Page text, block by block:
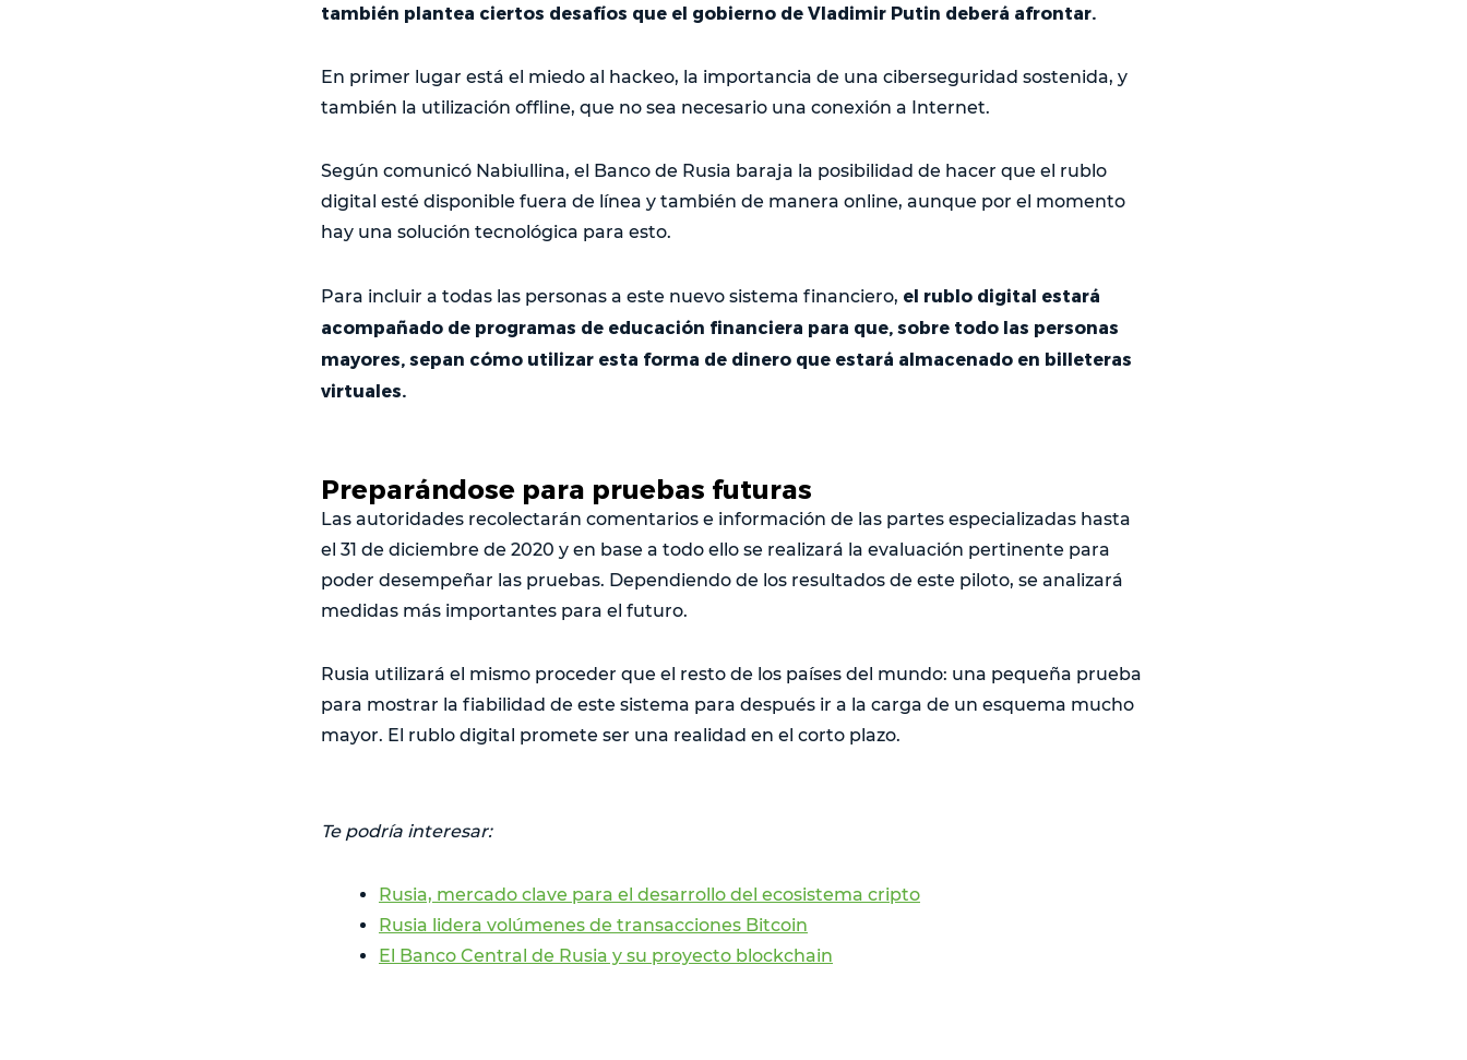
también plantea ciertos desafíos que el gobierno de Vladimir Putin deberá afrontar.
En primer lugar está el miedo al hackeo, la importancia de una ciberseguridad sostenida, y
también la utilización offline, que no sea necesario una conexión a Internet.
Según comunicó Nabiullina, el Banco de Rusia baraja la posibilidad de hacer que el rublo
digital esté disponible fuera de línea y también de manera online, aunque por el momento
hay una solución tecnológica para esto.
Para incluir a todas las personas a este nuevo sistema financiero, el rublo digital estará
acompañado de programas de educación financiera para que, sobre todo las personas
mayores, sepan cómo utilizar esta forma de dinero que estará almacenado en billeteras
virtuales.
Preparándose para pruebas futuras
Las autoridades recolectarán comentarios e información de las partes especializadas hasta
el 31 de diciembre de 2020 y en base a todo ello se realizará la evaluación pertinente para
poder desempeñar las pruebas. Dependiendo de los resultados de este piloto, se analizará
medidas más importantes para el futuro.
Rusia utilizará el mismo proceder que el resto de los países del mundo: una pequeña prueba
para mostrar la fiabilidad de este sistema para después ir a la carga de un esquema mucho
mayor. El rublo digital promete ser una realidad en el corto plazo.
Te podría interesar:
Rusia, mercado clave para el desarrollo del ecosistema cripto
Rusia lidera volúmenes de transacciones Bitcoin
El Banco Central de Rusia y su proyecto blockchain